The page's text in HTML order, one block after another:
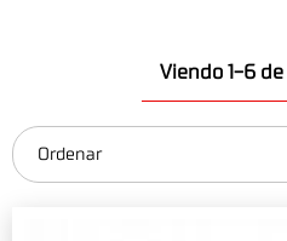
Viendo 1-6
Ordenar